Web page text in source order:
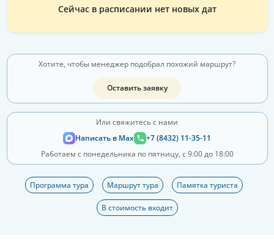
Сейчас в расписании нет новых дат
Хотите, чтобы менеджер подобрал похожий маршрут?
Оставить заявку
Или свяжитесь с нами
Написать в Max
+7 (8432) 11-35-11
Работаем с понедельника по пятницу, с 9:00 до 18:00
Программа тура Маршрут тура Памятка туриста
В стоимость входит